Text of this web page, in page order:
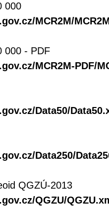
000
MCR2M/
000 - PDF
MCR2M-PDF/
Data50/
Data250/
QGZÚ-2013
QGZU/